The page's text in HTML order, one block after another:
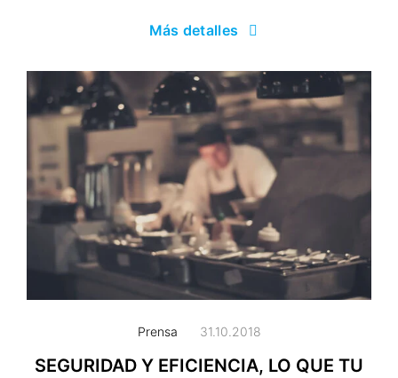
Más detalles
Prensa 31.10.2018
SEGURIDAD Y EFICIENCIA, LO QUE TU